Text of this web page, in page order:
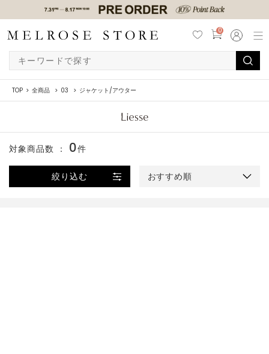
0
TOP 全商品 03 ジャケット/アウター
絞り込む おすすめ順
対象商品数 ： 0件